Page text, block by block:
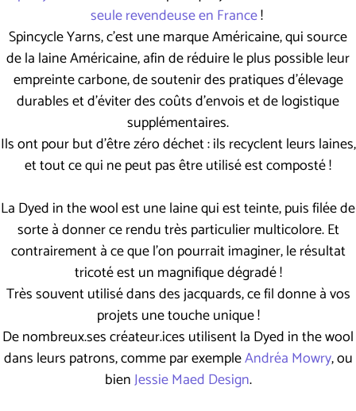
seule revendeuse en France!
Spincycle Yarns, c'est une marque Américaine, qui source
de la laine Américaine, afin de réduire le plus possible leur
empreinte carbone, de soutenir des pratiques d'élevage
durables et d'éviter des coûts d'envois et de logistique
supplémentaires.
Ils ont pour but d'être zéro déchet : ils recyclent leurs laines,
et tout ce qui ne peut pas être utilisé est composté !
La Dyed in the wool est une laine qui est teinte, puis filée de
sorte à donner ce rendu très particulier multicolore. Et
contrairement à ce que l'on pourrait imaginer, le résultat
tricoté est un magnifique dégradé !
Très souvent utilisé dans des jacquards, ce fil donne à vos
projets une touche unique !
De nombreux.ses créateur.ices utilisent la Dyed in the wool
dans leurs patrons, comme par exempleAndréa Mowry, ou
bienJessie Maed Design.